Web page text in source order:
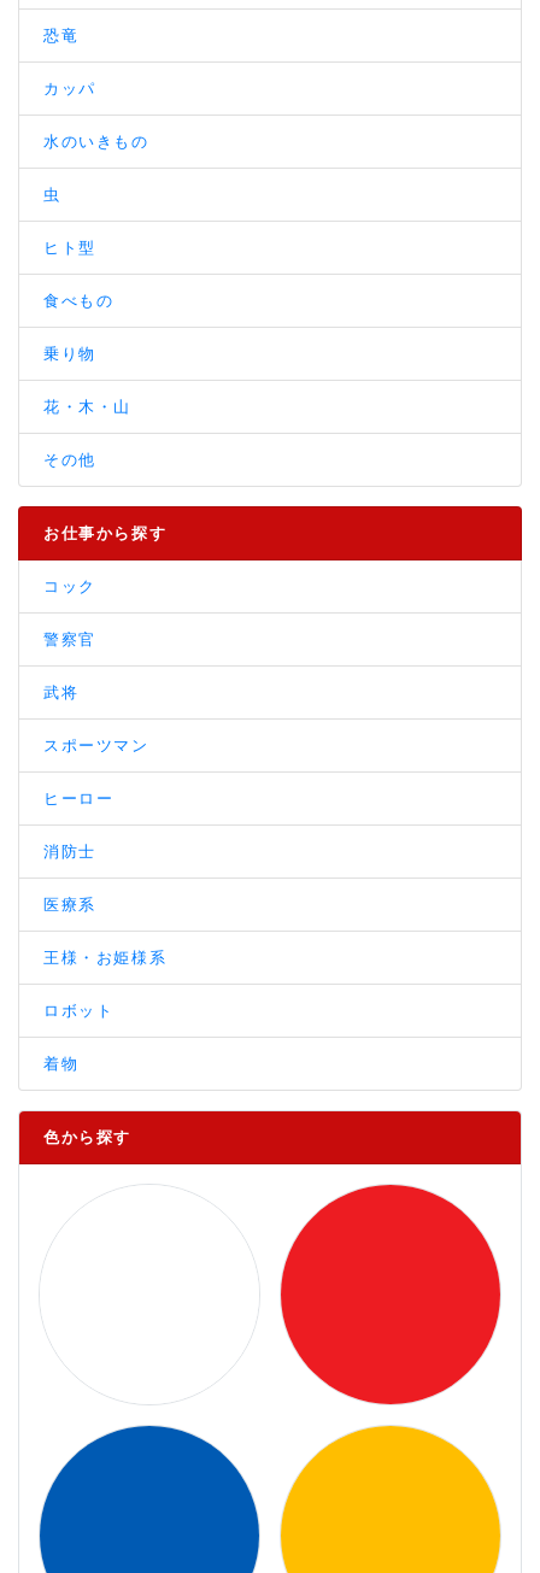
恐竜
カッパ
水のいきもの
虫
ヒト型
食べもの
乗り物
花・木・山
その他
お仕事から探す
コック
警察官
武将
スポーツマン
ヒーロー
消防士
医療系
王様・お姫様系
ロボット
着物
色から探す